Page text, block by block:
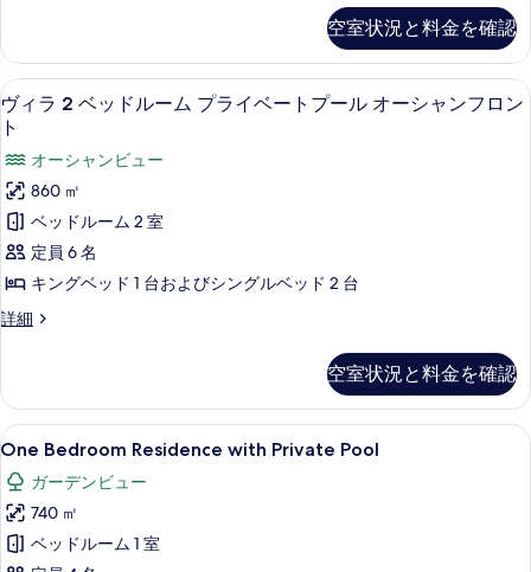
真
を
表
示
す
る
プ
ラ
イ
ベ
ー
ト
プ
ー
ル
(Ocean)
べ
て
の
写
真
を
ッ
ク
ヴ
ィ
ラ
プ
ラ
イ
ベ
ー
プ
ー
ル
詳
空室状況と料金を確認
ヴ
ィ
ラ
2
ベ
ッ
ド
ー
プ
ラ
イ
ベ
ー
ト
ヴィラ 2 ベッドルーム プライベート
16
ヴィラ 2 ベッドルーム プライベートプール オーシャンフロン
ト
オーシャンビュー
860 ㎡
ベッドルーム 2 室
定員 6 名
キングベッド 1 台およびシングルベッド 2 台
詳細
ヴ
ベ
ッ
ド
ー
ム
プ
ラ
空室状況と料金を確認
One
Bedroom
Residence
with
Private
100 インチの薄型テレビ (ケーブル放
8
One Bedroom Residence with Private Pool
ガーデンビュー
740 ㎡
ベッドルーム 1 室